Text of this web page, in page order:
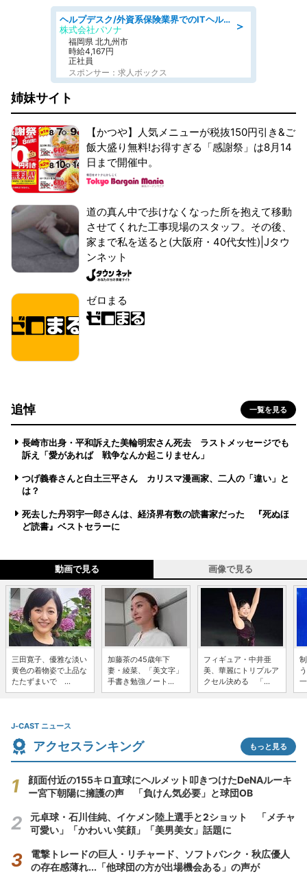
＞
ヘルプデスク/外資系保険業界でのITヘルプデスク業務/駅近/即日勤務可/ヘルプデスク
株式会社パソナ
福岡県 北九州市
時給4,167円
正社員
スポンサー：求人ボックス
姉妹サイト
【かつや】人気メニューが税抜150円引き&ご
飯大盛り無料!お得すぎる「感謝祭」は8月14
日まで開催中。
道の真ん中で歩けなくなった所を抱えて移動
させてくれた工事現場のスタッフ。その後、
家まで私を送ると(大阪府・40代女性)|Jタウ
ンネット
ゼロまる
追悼 一覧を見る
長崎市出身・平和訴えた美輪明宏さん死去 ラストメッセージでも
訴え「愛があれば 戦争なんか起こりません」
つげ義春さんと白土三平さん カリスマ漫画家、二人の「違い」と
は？
死去した丹羽宇一郎さんは、経済界有数の読書家だった 『死ぬほ
ど読書』ベストセラーに
動画で見る 画像で見る
三田寛子、優雅な淡い
黄色の着物姿で上品な
たたずまいで ...
加藤茶の45歳年下
妻・綾菜、「美文字」
手書き勉強ノート...
フィギュア・中井亜
美、華麗にトリプルア
クセル決める 「...
J-CAST ニュース
アクセスランキング もっと見る
顔面付近の155キロ直球にヘルメット叩きつけたDeNAルーキ
ー宮下朝陽に擁護の声 「負けん気必要」と球団OB
元卓球・石川佳純、イケメン陸上選手と2ショット 「メチャ
可愛い」「かわいい笑顔」「美男美女」話題に
電撃トレードの巨人・リチャード、ソフトバンク・秋広優人
の存在感薄れ...「他球団の方が出場機会ある」の声が